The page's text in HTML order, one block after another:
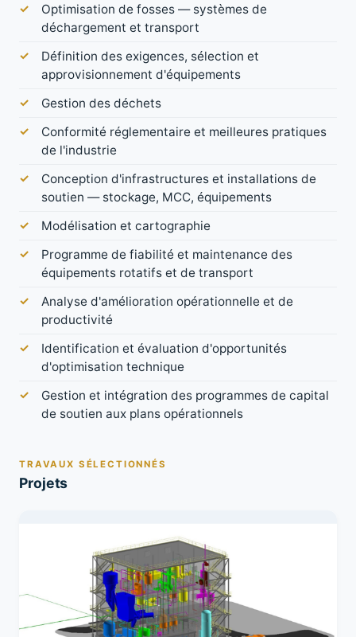
Optimisation de fosses — systèmes de
déchargement et transport
Définition des exigences, sélection et
approvisionnement d'équipements
Gestion des déchets
Conformité réglementaire et meilleures pratiques
de l'industrie
Conception d'infrastructures et installations de
soutien — stockage, MCC, équipements
Modélisation et cartographie
Programme de fiabilité et maintenance des
équipements rotatifs et de transport
Analyse d'amélioration opérationnelle et de
productivité
Identification et évaluation d'opportunités
d'optimisation technique
Gestion et intégration des programmes de capital
de soutien aux plans opérationnels
TRAVAUX SÉLECTIONNÉS
Projets